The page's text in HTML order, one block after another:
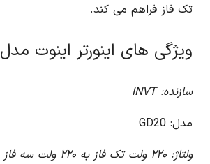
تک فاز فراهم می کند.
ویژگی های اینورتر اینوت مدل GD20
سازنده: INVT
مدل: GD20
ولتاژ: ۲۲۰ ولت تک فاز به ۲۲۰ ولت سه فاز